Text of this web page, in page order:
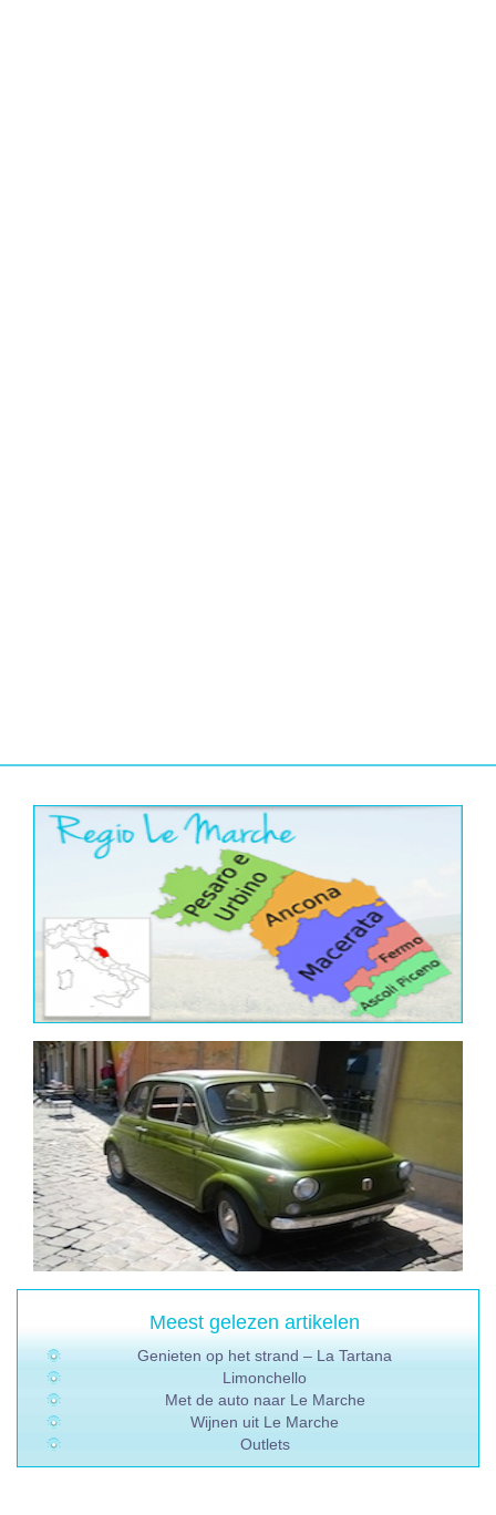
Meest gelezen artikelen
Genieten op het strand – La Tartana
Limonchello
Met de auto naar Le Marche
Wijnen uit Le Marche
Outlets